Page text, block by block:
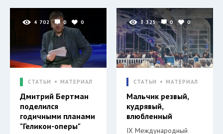
4 702 0 0
СТАТЬИ МАТЕРИАЛ
Дмитрий Бертман
поделился
годичными планами
"Геликон-оперы"
3 325 0 0
СТАТЬИ МАТЕРИАЛ
Мальчик резвый,
кудрявый,
влюбленный
IX Международный